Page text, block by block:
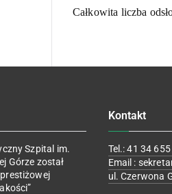
Całkowita liczba
Szpital im.
Górze został
Kontakt
Tel.: 41 34
Email :
ul. Czerwona